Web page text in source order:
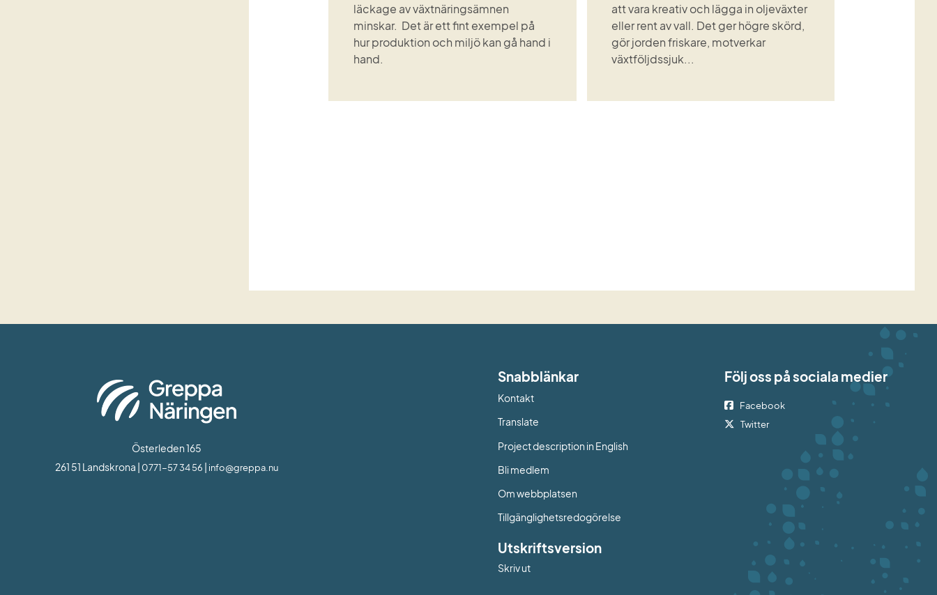
läckage av växtnäringsämnen
minskar. Det är ett fint exempel på
hur produktion och miljö kan gå hand i
hand.
att vara kreativ och lägga in oljeväxter
eller rent av vall. Det ger högre skörd,
gör jorden friskare, motverkar
växtföljdssjuk...
Österleden 165
261 51 Landskrona | 0771-57 34 56 | info@greppa.nu
Snabblänkar
Kontakt
TranslateLänk till annan webbplats.
Project description in English
Bli medlem
Om webbplatsen
Tillgänglighetsredogörelse
Utskriftsversion
Skriv ut
Följ oss på sociala medier
Facebook
Twitter